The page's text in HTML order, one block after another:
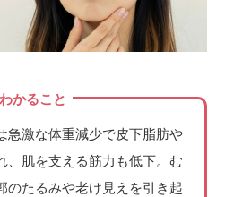
写真 料金表
かること
急激な体重減少で皮下脂肪や
、肌を支える筋力も低下。む
のたるみや老け見えを引き起